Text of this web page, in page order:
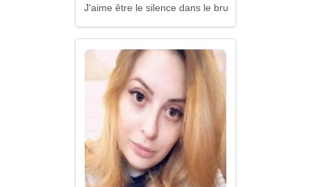
J'aime être le silence dans le bruit